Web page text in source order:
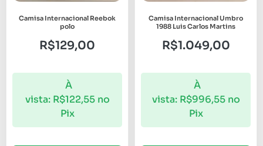
Camisa Internacional Reebok
polo
R$129,00
À
vista: R$122,55 no
Pix
Camisa Internacional Umbro
1988 Luis Carlos Martins
R$1.049,00
À
vista: R$996,55 no
Pix